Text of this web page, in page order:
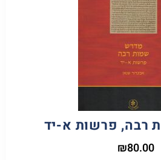
רבה, פרשות א-יד
₪80.00